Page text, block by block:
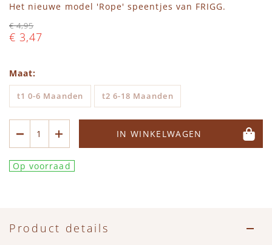
Het nieuwe model 'Rope' speentjes van FRIGG.
€ 3,47
€ 4,95
Maat
t1 0-6 Maanden t2 6-18 Maanden
IN WINKELWAGEN
Op voorraad
Product details